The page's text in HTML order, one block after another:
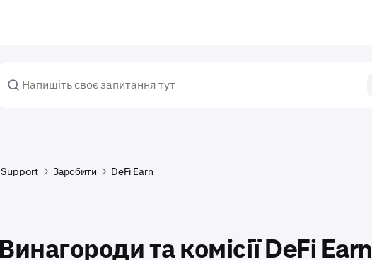
Support Заробити DeFi Earn
Винагороди та комісії DeFi Earn